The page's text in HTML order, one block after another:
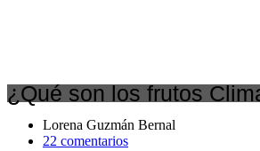
¿Qué son los frutos
Lorena Guzmán Bernal
22 comentarios